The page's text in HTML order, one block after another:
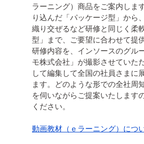
ラーニング）商品をご案内しま
り込んだ「パッケージ型」から
織り交ぜるなど研修と同じく柔
型」まで、ご要望に合わせて提
研修内容を、インソースのグル
モ株式会社」が撮影させていた
して編集して全国の社員さまに
ます。どのような形での全社周
を伺いながらご提案いたします
ください。
動画教材（ｅラーニング）につ